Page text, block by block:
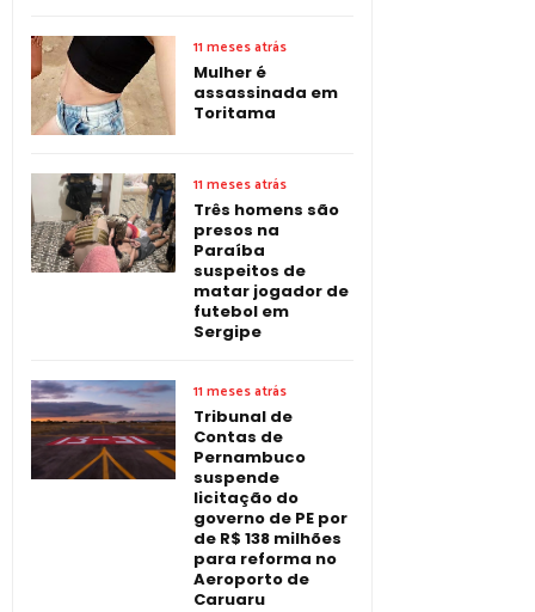
11 meses atrás
Mulher é
assassinada em
Toritama
11 meses atrás
Três homens são
presos na
Paraíba
suspeitos de
matar jogador de
futebol em
Sergipe
11 meses atrás
Tribunal de
Contas de
Pernambuco
suspende
licitação do
governo de PE por
de R$ 138 milhões
para reforma no
Aeroporto de
Caruaru